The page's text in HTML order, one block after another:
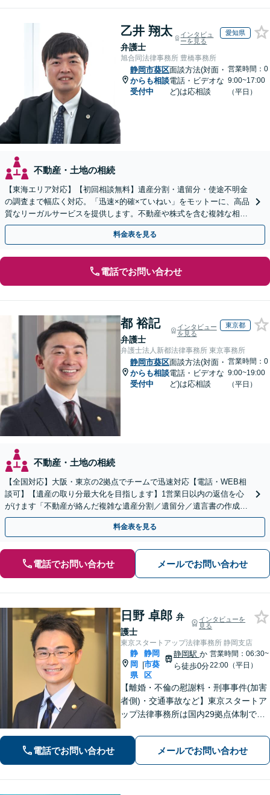
乙井 翔太
弁護士
インタビュ
ーを見る
愛知県
旭合同法律事務所 豊橋事務所
静岡市葵区
からも相談
受付中
面談方法(対面・
電話・ビデオな
ど)は応相談
営業時間：0
9:00~17:00
（平日）
不動産・土地の相続
【東海エリア対応】【初回相談無料】遺産分割・遺留分・使途不明金
の調査まで幅広く対応。「迅速×的確×ていねい」をモットーに、高品
質なリーガルサービスを提供します。不動産や株式を含む複雑な相続
もお任せください【休日・夜間対応OK】
料金表を見る
電話でお問い合わせ
都 裕記
弁護士
インタビュー
を見る
東京都
弁護士法人新都法律事務所 東京事務所
静岡市葵区
からも相談
受付中
面談方法(対面・
電話・ビデオな
ど)は応相談
営業時間：0
9:00~19:00
（平日）
不動産・土地の相続
【全国対応】大阪・東京の2拠点でチームで迅速対応【電話・WEB相
談可】【遺産の取り分最大化を目指します】1営業日以内の返信を心
がけます「不動産が絡んだ複雑な遺産分割／遺留分／遺言書の作成・
執行／事業承継など、お任せください」【休日相談あり】
料金表を見る
電話でお問い合わせ メールでお問い合わせ
日野 卓郎 弁
護士
インタビューを
見る
東京スタートアップ法律事務所 静岡支店
静
岡
県
|
静岡
市葵
区
静岡駅 か
ら徒歩0分
営業時間：06:30~
22:00（平日）
【離婚・不倫の慰謝料・刑事事件(加害
者側)・交通事故など】東京スタートア
ップ法律事務所は国内29拠点体制で全
対応(法律相談は完全予約制)】各分野で
専門性の高い弁護士が寄り添い解決を
サポートします。
電話でお問い合わせ メールでお問い合わせ